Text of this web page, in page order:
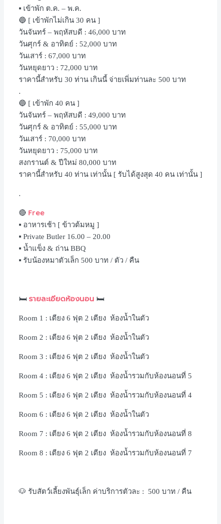
▪️ เข้าพัก ต.ค. – พ.ค.
🔵 [ เข้าพักไม่เกิน 30 คน ]
วันจันทร์ – พฤหัสบดี : 46,000 บาท
วันศุกร์ & อาทิตย์ : 52,000 บาท
วันเสาร์ : 67,000 บาท
วันหยุดยาว : 72,000 บาท
ราคานี้สำหรับ 30 ท่าน เกินนี้ จ่ายเพิ่มท่านละ 500 บาท
.
🔵 [ เข้าพัก 40 คน ]
วันจันทร์ – พฤหัสบดี : 49,000 บาท
วันศุกร์ & อาทิตย์ : 55,000 บาท
วันเสาร์ : 70,000 บาท
วันหยุดยาว : 75,000 บาท
สงกรานต์ & ปีใหม่ 80,000 บาท
ราคานี้สำหรับ 40 ท่าน เท่านั้น [ รับได้สูงสุด 40 คน เท่านั้น ]
.
🔴 Free
▪️ อาหารเช้า [ ข้าวต้มหมู ]
▪️ Private Butler 16.00 – 20.00
▪️ น้ำแข็ง & ถ่าน BBQ
▪️ รับน้องหมาตัวเล็ก 500 บาท / ตัว / คืน
🛏 รายละเอียดห้องนอน 🛏
Room 1 : เตียง 6 ฟุต 2 เตียง ห้องน้ำในตัว
Room 2 : เตียง 6 ฟุต 2 เตียง ห้องน้ำในตัว
Room 3 : เตียง 6 ฟุต 2 เตียง ห้องน้ำในตัว
Room 4 : เตียง 6 ฟุต 2 เตียง ห้องน้ำรวมกับห้องนอนที่ 5
Room 5 : เตียง 6 ฟุต 2 เตียง ห้องน้ำรวมกับห้องนอนที่ 4
Room 6 : เตียง 6 ฟุต 2 เตียง ห้องน้ำในตัว
Room 7 : เตียง 6 ฟุต 2 เตียง ห้องน้ำรวมกับห้องนอนที่ 8
Room 8 : เตียง 6 ฟุต 2 เตียง ห้องน้ำรวมกับห้องนอนที่ 7
🐶 รับสัตว์เลี้ยงพันธุ์เล็ก ค่าบริการตัวละ : 500 บาท / คืน